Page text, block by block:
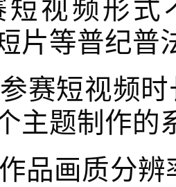
短视频形式
片等普纪普
赛短视频
主题制作的
品画质分